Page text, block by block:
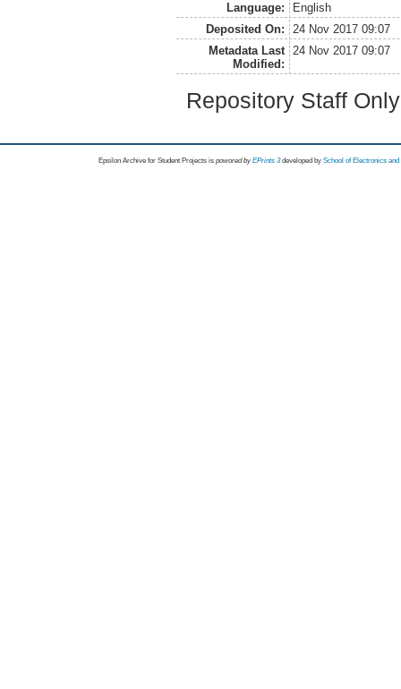
Language:
English
Deposited On:
24 Nov 2017 09:07
Metadata Last
Modified:
24 Nov 2017 09:07
Repository Staff
Epsilon Archive for Student Projects is powored byEPrints 3 developed by School of Electronics